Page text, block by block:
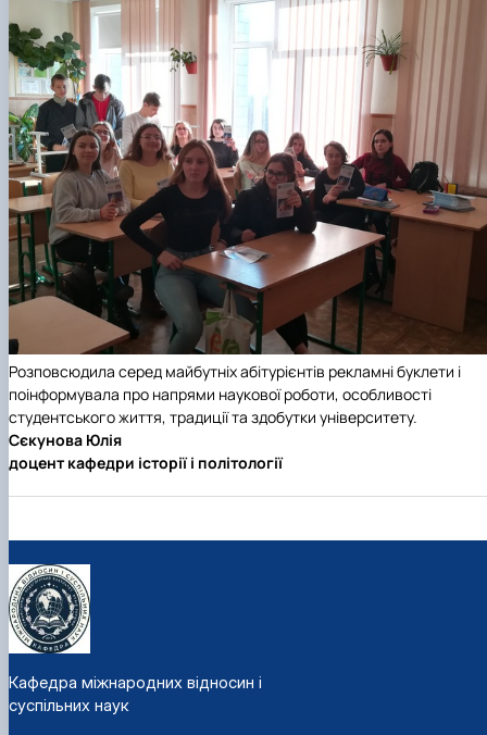
Розповсюдила серед майбутніх абітурієнтів рекламні буклети і
поінформувала про напрями наукової роботи, особливості
студентського життя, традиції та здобутки університету.
Сєкунова Юлія
доцент кафедри історії і політології
Кафедра міжнародних відносин і
суспільних наук